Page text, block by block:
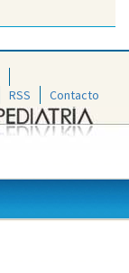
RSS Contacto